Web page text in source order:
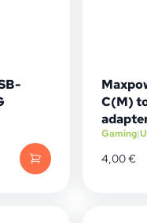
C(M)
Gaming|
4,00€